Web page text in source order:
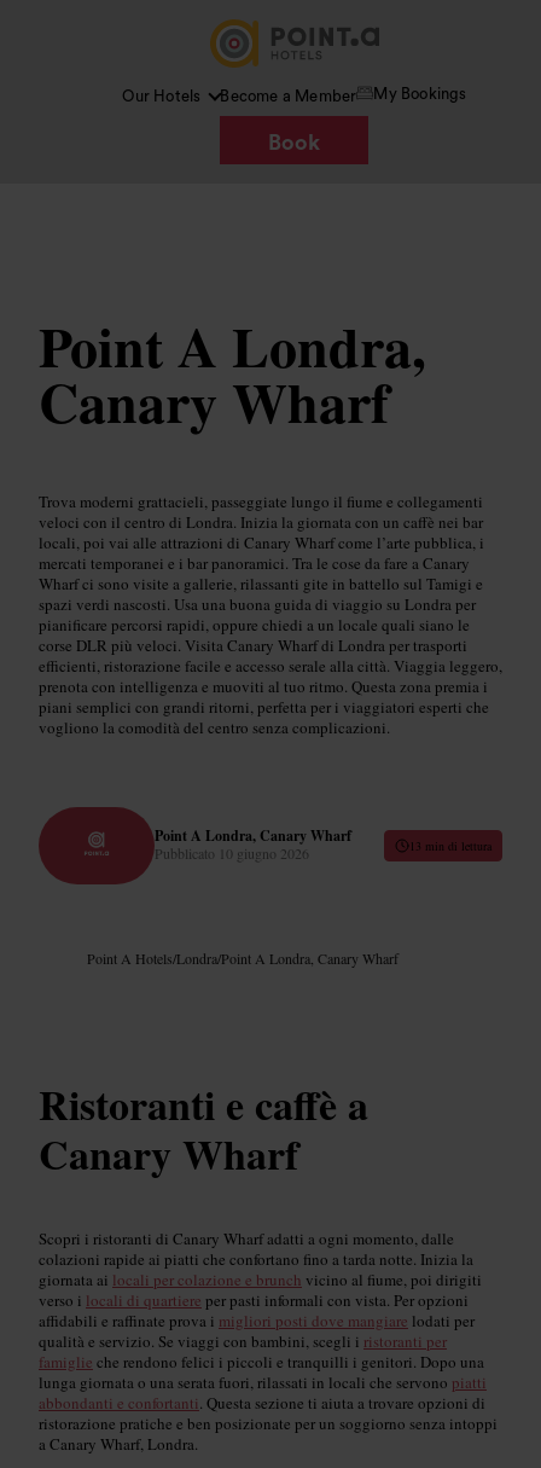
Our Hotels Become a Member My Bookings
Book
Point A Londra,
Canary Wharf
Trova moderni grattacieli, passeggiate lungo il fiume e collegamenti
veloci con il centro di Londra. Inizia la giornata con un caffè nei bar
locali, poi vai alle attrazioni di Canary Wharf come l’arte pubblica, i
mercati temporanei e i bar panoramici. Tra le cose da fare a Canary
Wharf ci sono visite a gallerie, rilassanti gite in battello sul Tamigi e
spazi verdi nascosti. Usa una buona guida di viaggio su Londra per
pianificare percorsi rapidi, oppure chiedi a un locale quali siano le
corse DLR più veloci. Visita Canary Wharf di Londra per trasporti
efficienti, ristorazione facile e accesso serale alla città. Viaggia leggero,
prenota con intelligenza e muoviti al tuo ritmo. Questa zona premia i
piani semplici con grandi ritorni, perfetta per i viaggiatori esperti che
vogliono la comodità del centro senza complicazioni.
Point A Londra, Canary Wharf
Pubblicato 10 giugno 2026 13 min di lettura
Point A Hotels/Londra/Point A Londra, Canary Wharf
Ristoranti e caffè a
Canary Wharf
Scopri i ristoranti di Canary Wharf adatti a ogni momento, dalle
colazioni rapide ai piatti che confortano fino a tarda notte. Inizia la
giornata ai locali per colazione e brunch vicino al fiume, poi dirigiti
verso i locali di quartiere per pasti informali con vista. Per opzioni
affidabili e raffinate prova i migliori posti dove mangiare lodati per
qualità e servizio. Se viaggi con bambini, scegli i ristoranti per
famiglie che rendono felici i piccoli e tranquilli i genitori. Dopo una
lunga giornata o una serata fuori, rilassati in locali che servono piatti
abbondanti e confortanti. Questa sezione ti aiuta a trovare opzioni di
ristorazione pratiche e ben posizionate per un soggiorno senza intoppi
a Canary Wharf, Londra.